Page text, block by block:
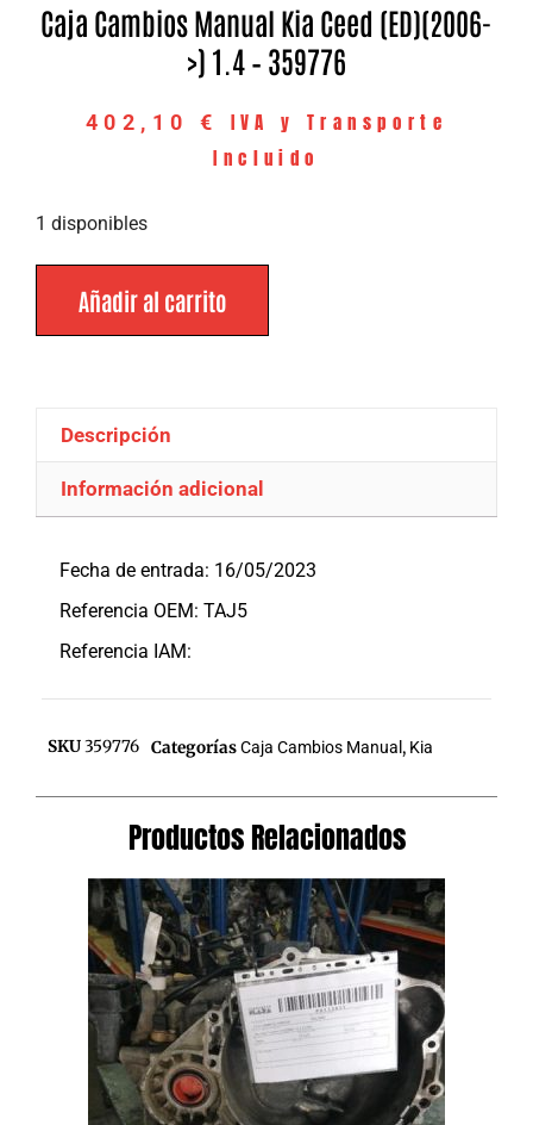
Caja Cambios Manual Kia Ceed (ED)(2006-
>) 1.4 – 359776
402,10 €
IVA y Transporte
Incluido
1 disponibles
Añadir al carrito
Descripción
Información adicional
Fecha de entrada: 16/05/2023
Referencia OEM: TAJ5
Referencia IAM:
SKU359776 CategoríasCaja Cambios Manual , Kia
Productos Relacionados